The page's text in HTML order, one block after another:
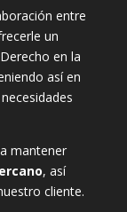
entre
un
en la
así en
mantener
, así
cliente.